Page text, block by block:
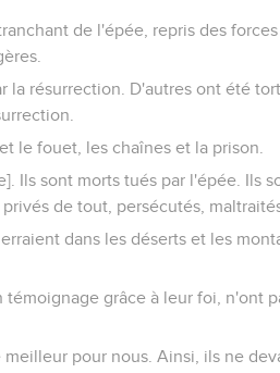
de l'épée, repris des
la résurrection. D'autres ont été
le fouet, les chaînes et la prison.
Ils sont morts tués par l'épée. Ils
de tout, persécutés,
dans les déserts et les
témoignage grâce à leur foi, n'ont
pour nous. Ainsi, ils ne